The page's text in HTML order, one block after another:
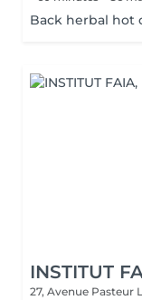
Back herbal hot
INSTITUT
27, Avenue Pasteur